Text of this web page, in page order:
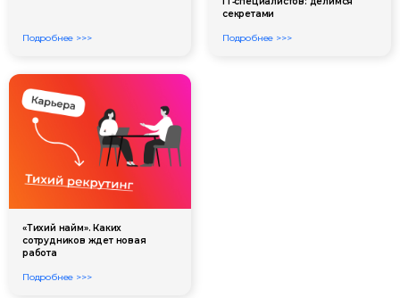
Подробнее >>>
секретами
Подробнее >>>
«Тихий найм». Каких
сотрудников ждет новая
работа
Подробнее >>>